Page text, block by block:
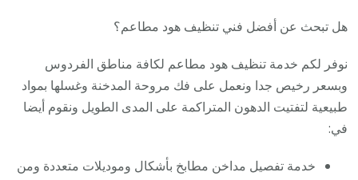
هل تبحث عن أفضل فني تنظيف هود مطاعم؟
نوفر لكم خدمة تنظيف هود مطاعم لكافة مناطق الفردوس
وبسعر رخيص جدا ونعمل على فك مروحة المدخنة وغسلها بمواد
طبيعية لتفتيت الدهون المتراكمة على المدى الطويل ونقوم أيضا
في:
خدمة تفصيل مداخن مطابخ بأشكال وموديلات متعددة ومن